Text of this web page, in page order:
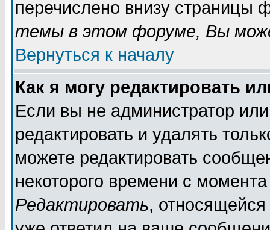
перечислено внизу страницы
темы в этом форуме, Вы
Вернуться к началу
Как я могу редактировать
Если вы не администратор
редактировать и удалять
можете редактировать
некоторого времени с
Редактировать,